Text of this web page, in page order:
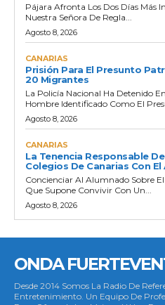
Pájara Afronta Los Dos Días Más
Nuestra Señora De Regla...
Agosto 8, 2026
CANARIAS
Prisión Para El Presunto
20 Migrantes
La Policía Nacional Ha Detenido
Hombre Identificado Como El
Agosto 8, 2026
CANARIAS
La Tenencia Responsable
Colegios De Canarias Con
Concienciar Al Alumnado Sobre
Que Supone Convivir Con Un...
Agosto 8, 2026
ONDA
Desde 2014 Somos La Radio De
Entretenimiento. Un Equipo De